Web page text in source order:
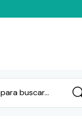
buscar...